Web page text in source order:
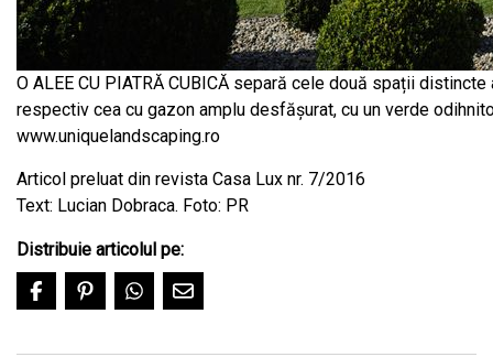
O ALEE CU PIATRĂ CUBICĂ separă cele două spații
respectiv cea cu gazon amplu desfășurat, cu un verde
www.uniquelandscaping.ro
Articol preluat din revista Casa Lux nr. 7/2016
Text: Lucian Dobraca. Foto: PR
Distribuie articolul pe: